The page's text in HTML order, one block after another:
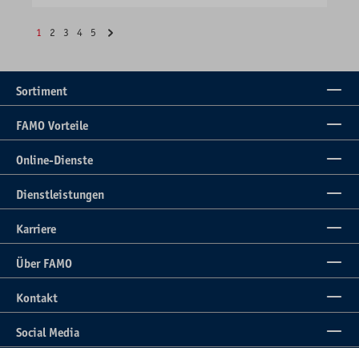
1 2 3 4 5
Sortiment
FAMO Vorteile
Online-Dienste
Dienstleistungen
Karriere
Über FAMO
Kontakt
Social Media